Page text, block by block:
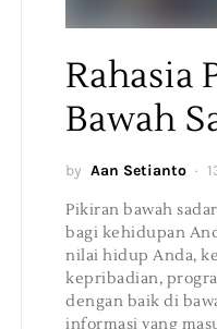
Rahasia
Bawah
by Aan Setianto
Pikiran bawah
bagi kehidupan
nilai hidup Anda,
kepribadian,
dengan baik di
informasi yang